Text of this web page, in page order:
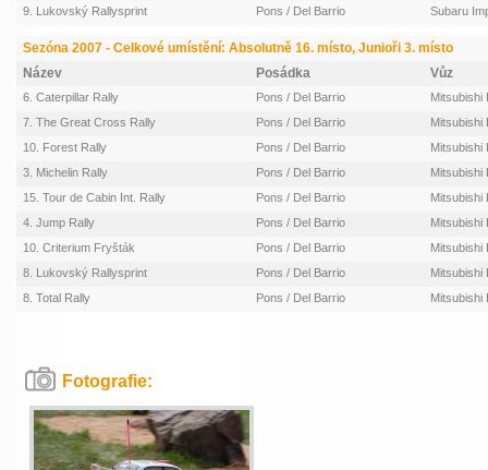
9. Lukovský Rallysprint
Pons / Del Barrio Subaru
Sezóna 2007 - Celkové umístění: Absolutně 16. místo, Junioři 3. místo
Název
Posádka Vůz
6. Caterpillar Rally Pons / Del Barrio
Mitsubishi
7. The Great Cross Rally
Pons / Del Barrio
Mitsubishi
10. Forest Rally
Pons / Del Barrio
Mitsubishi
3. Michelin Rally
Pons / Del Barrio
Mitsubishi
15. Tour de Cabin Int. Rally
Pons / Del Barrio
Mitsubishi
4. Jump Rally
Pons / Del Barrio
Mitsubishi
10. Criterium Fryšták
Pons / Del Barrio
Mitsubishi
8. Lukovský Rallysprint
Pons / Del Barrio
Mitsubishi
8. Total Rally
Pons / Del Barrio Mitsubishi
Fotografie: